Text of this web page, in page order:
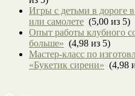
Игры с детьми в дороге
или самолете (5,00 из 5)
Опыт работы клубного
больше» (4,98 из 5)
Мастер-класс по
«Букетик сирени» (4,98